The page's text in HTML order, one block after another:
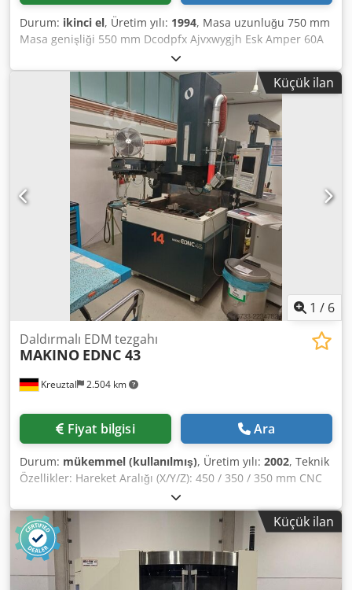
Durum: ikinci el, Üretim yılı: 1994, Masa uzunluğu 750 mm
Masa genişliği 550 mm Dcodpfx Ajvxwygjh Esk Amper 60A
Makino MGE20 kontrolü x-hareket 600 mm y-hareket 400
mm z-seyahat 250 mm İş parçası ağırlığı 450 kg Takım
değiştirme cihazı 8 Makine ağırlığı yaklaşık 5,00 ton
Yaklaşık alan gereksinimi 3,00 x 3,50 x H3,00 m MAKINO
MGE20 kumandalı batırma erozyon makinesi, 8 kat elektrot
değiştirici
Küçük ilan
1 / 6
Kreuztal 2.504 km
Daldırmalı EDM tezgahı
MAKINO EDNC 43
Fiyat bilgisi Ara
Durum: mükemmel (kullanılmış), Üretim yılı: 2002, Teknik
Özellikler: Hareket Aralığı (X/Y/Z): 450 / 350 / 350 mm CNC
Kontrol Ünitesi: MAKINO MGF2 Takım Değiştirici Ölçüler
(Uzunluk x Genişlik x Yükseklik): yaklaşık 2000 x 1950 x 3050
mm Makine Ağırlığı: yaklaşık 1,5 ton Durum:
Dedpezmabxsfx Ah Eeck Çok iyi durumda Satıcı, yazım veya
veri aktarım hatalarından sorumlu değildir. Makine,
görünümü, teknik durumu ve aşınma durumu açısından
Küçük ilan